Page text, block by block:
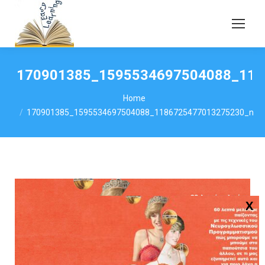
Home
170901385_1595534697504088_1186725477013275230_n